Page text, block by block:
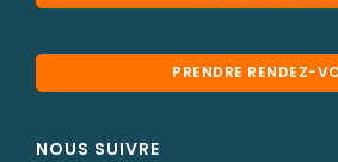
PRENDRE RENDEZ-
NOUS SUIVRE